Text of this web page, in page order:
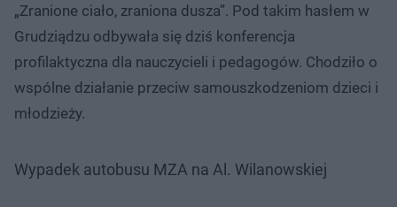
„Zranione ciało, zraniona dusza”. Pod takim hasłem w
Grudziądzu odbywała się dziś konferencja
profilaktyczna dla nauczycieli i pedagogów. Chodziło o
wspólne działanie przeciw samouszkodzeniom dzieci i
młodzieży.
Wypadek autobusu MZA na Al. Wilanowskiej